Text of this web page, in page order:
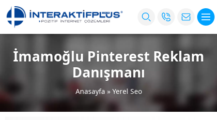
İmamoğlu Pinterest Reklam
Danışmanı
Anasayfa » Yerel Seo